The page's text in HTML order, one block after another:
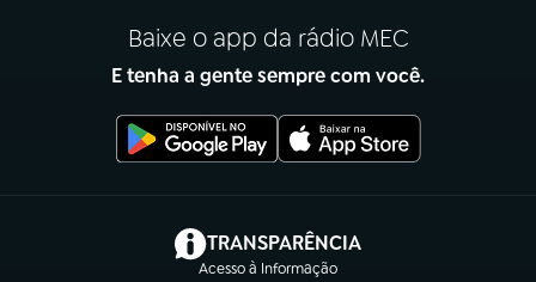
Baixe o app da rádio MEC
E tenha a gente sempre com você.
TRANSPARÊNCIA
Acesso à Informação
(abre em nova aba)